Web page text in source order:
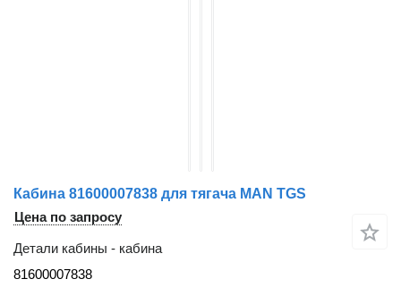
Кабина 81600007838 для тягача MAN TGS
Цена по запросу
Детали кабины - кабина
81600007838